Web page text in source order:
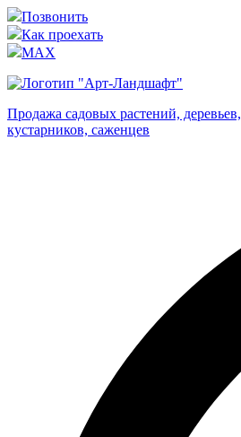
Позвонить
Как проехать
MAX
Продажа садовых растений, деревьев,
кустарников, саженцев